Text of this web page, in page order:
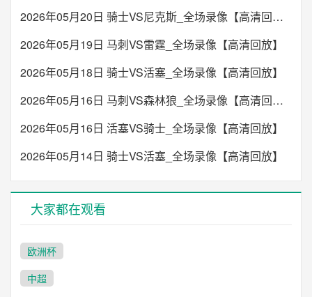
20:00 中超
重庆铜梁龙 VS 青岛西海岸
未开始
22:00 俄超
莫火车头 VS 奥伦堡
未开始
2026年05月20日 骑士VS尼克斯_全场录像【高清回放】
2026年05月19日 马刺VS雷霆_全场录像【高清回放】
2026年05月18日 骑士VS活塞_全场录像【高清回放】
2026年05月16日 马刺VS森林狼_全场录像【高清回放】
2026年05月16日 活塞VS骑士_全场录像【高清回放】
2026年05月14日 骑士VS活塞_全场录像【高清回放】
大家都在观看
欧洲杯
中超